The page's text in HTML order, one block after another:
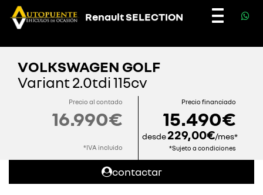
Renault SELECTION
Toggle
VOLKSWAGEN GOLF
Variant 2.0tdi 115cv
Precio al contado
16.990€
*IVA incluido
Precio financiado
15.490€
desde229,00€/mes*
*Sujeto a condiciones
contactar